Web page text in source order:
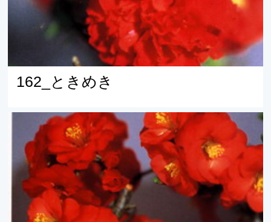
162_ときめき
161_エリーモーゼル